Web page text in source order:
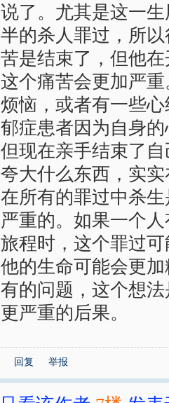
说了。尤其是这一
半的杀人罪过，所
苦是结束了，但他
这个痛苦会更加严
烦恼，或者有一些
郁症患者因为自身
但现在亲手结束了
夸大什么东西，实
在所有的罪过中杀
严重的。如果一个
旅程时，这个罪过
他的生命可能会更
有的问题，这个想
更严重的后果。
回复 举报